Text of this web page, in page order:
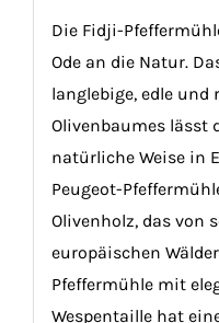
Die Fidji-
Ode an die Natur.
langlebige, edle und
Olivenbaumes lässt
natürliche Weise in
Peugeot-
Olivenholz, das von
europäischen
Pfeffermühle mit
Wespentaille hat